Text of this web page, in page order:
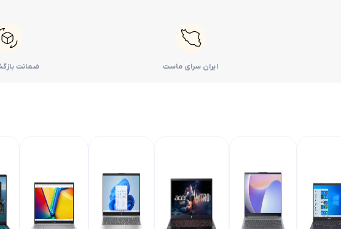
ایران سرای ماست ضمانت